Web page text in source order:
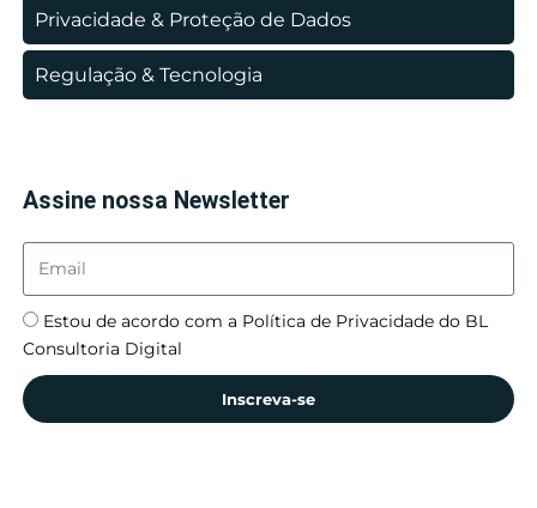
Privacidade & Proteção de Dados
Regulação & Tecnologia
Assine nossa Newsletter
Estou de acordo com a Política de Privacidade do BL
Consultoria Digital
Inscreva-se